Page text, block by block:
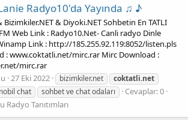
Radyo10'da Yayında ♫ ♪
Bizimkiler.NET & Diyoki.NET Sohbetin En TATLI
Web Link : Radyo10.Net- Canli radyo Dinle
Link : http://185.255.92.119:8052/listen.pls
: www.coktatli.net/mirc.rar Mirc Download :
mirc.rar
27 Eki 2022 bizimkiler.net
coktatli.net
chat sohbet ve chat odaları
Cevaplar: 0
Radyo Tanıtımları